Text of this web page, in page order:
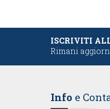
ISCRIVITI
Rimani
Info e